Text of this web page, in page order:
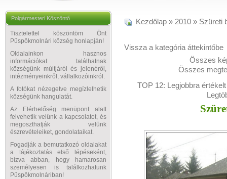
Polgármesteri Köszöntő
Tisztelettel köszöntöm Önt
Püspökmolnári község honlapján!
Oldalainkon hasznos
információkat találhatnak
községünk múltjáról és jelenéről,
intézményeinkről, vállalkozóinkról.
A fotókat nézegetve megízlelhetik
községünk hangulatát.
Az Elérhetőség menüpont alatt
felvehetik velünk a kapcsolatot, és
megoszthatják velünk
észrevételeiket, gondolataikat.
Fogadják a bemutatkozó oldalakat
a tájékoztatás első lépéseként,
bízva abban, hogy hamarosan
személyesen is találkozhatunk
Püspökmolnáriban!
Kezdőlap » 2010 » Szüreti
Vissza a kategória áttekintőbe
Összes
Összes
TOP 12: Legjobbra értékelt